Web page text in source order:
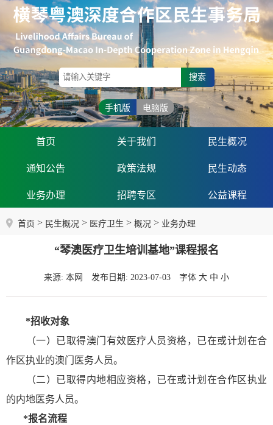
搜索
手机版 电脑版
首页 关于我们 民生概况
通知公告 政策法规 民生动态
业务办理 招聘专区 公益课程
首页 > 民生概况 > 医疗卫生 > 概况 > 业务办理
“琴澳医疗卫生培训基地”课程报名
来源: 本网 发布日期: 2023-07-03 字体 大 中 小
*招收对象
（一）已取得澳门有效医疗人员资格，已在或计划在合
作区执业的澳门医务人员。
（二）已取得内地相应资格，已在或计划在合作区执业
的内地医务人员。
*报名流程